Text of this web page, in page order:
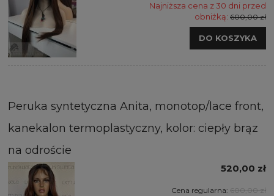
Najniższa cena z 30 dni przed
obniżką: 600,00 zł
DO KOSZYKA
Peruka syntetyczna Anita, monotop/lace front,
kanekalon termoplastyczny, kolor: ciepły brąz
na odroście
520,00 zł
Cena regularna: 600,00 zł